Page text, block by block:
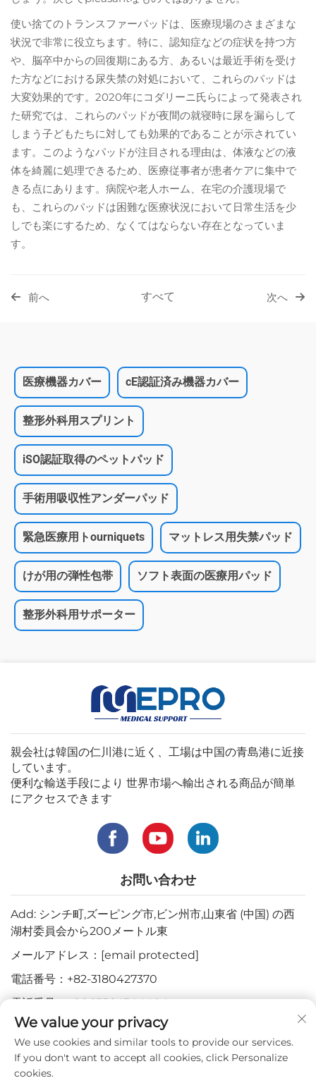
使い捨てのトランスファーパッドは、医療現場のさまざまな
状況で非常に役立ちます。特に、認知症などの症状を持つ方
や、脳卒中からの回復期にある方、あるいは最近手術を受け
た方などにおける尿失禁の対処において、これらのパッドは
大変効果的です。2020年にコダリーニ氏らによって発表され
た研究では、これらのパッドが夜間の就寝時に尿を漏らして
しまう子どもたちに対しても効果的であることが示されてい
ます。このようなパッドが注目される理由は、体液などの液
体を綺麗に処理できるため、医療従事者が患者ケアに集中で
きる点にあります。病院や老人ホーム、在宅の介護現場で
も、これらのパッドは困難な医療状況において日常生活を少
しでも楽にするため、なくてはならない存在となっていま
す。
前へ すべて 次へ
医療機器カバー cE認証済み機器カバー
整形外科用スプリント
iSO認証取得のペットパッド
手術用吸収性アンダーパッド
緊急医療用トourniquets マットレス用失禁パッド
けが用の弾性包帯 ソフト表面の医療用パッド
整形外科用サポーター
親会社は韓国の仁川港に近く、工場は中国の青島港に近接
しています。
便利な輸送手段により 世界市場へ輸出される商品が簡単
にアクセスできます
お問い合わせ
Add: シンチ町,ズーピング市,ビン州市,山東省 (中国) の西
湖村委員会から200メートル東
メールアドレス： [email protected]
電話番号： +82-3180427370
電話番号：+86-15564344404
WhatsApp：+82-1022396668
著作権 © 2024 Mepro Medical Co.,Ltd. すべての権利を保有しま
We value your privacy
We use cookies and similar tools to provide our services.
If you don't want to accept all cookies, click Personalize
cookies.